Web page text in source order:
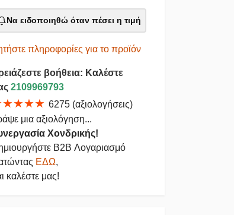
Να ειδοποιηθώ όταν πέσει η τιμή
πληροφορίες για το προϊόν
βοήθεια: Καλέστε
2109969793
6275 (αξιολογήσεις)
μια αξιολόγηση...
Χονδρικής!
B2B Λογαριασμό
ΕΔΩ,
καλέστε μας!